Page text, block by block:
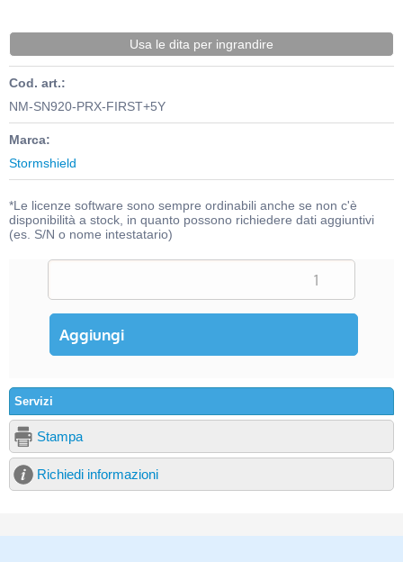
Usa le dita per ingrandire
Cod. art.:
NM-SN920-PRX-FIRST+5Y
Marca:
Stormshield
*Le licenze software sono sempre ordinabili anche se non c'è
disponibilità a stock, in quanto possono richiedere dati aggiuntivi
(es. S/N o nome intestatario)
Servizi
Stampa
Richiedi informazioni